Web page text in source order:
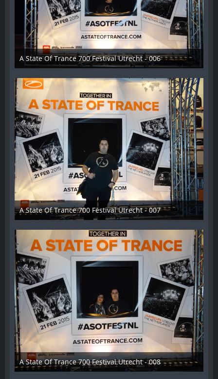
A State Of Trance 700 Festival Utrecht - 006
26. Februar 2015
A State Of Trance 700 Festival Utrecht - 007
26. Februar 2015
A State Of Trance 700 Festival Utrecht - 008
26. Februar 2015